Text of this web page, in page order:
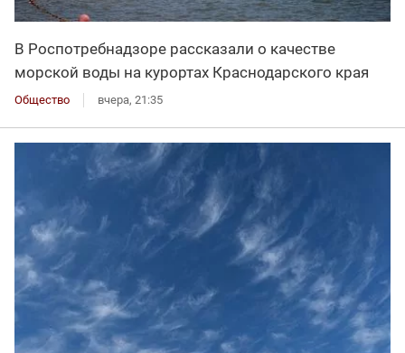
В Роспотребнадзоре рассказали о качестве
морской воды на курортах Краснодарского края
Общество вчера, 21:35